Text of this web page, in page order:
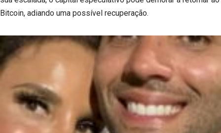
Bitcoin, adiando uma possível recuperação.